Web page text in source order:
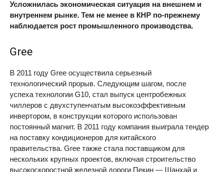
Усложнилась экономическая ситуация на внешнем и
внутреннем рынке. Тем не менее в КНР по-прежнему
наблюдается рост промышленного производства.
Gree
В 2011 году Gree осуществила серьезный
технологический прорыв. Следующим шагом, после
успеха технологии G10, стал выпуск центробежных
чиллеров с двухступенчатым высокоэффективным
инвертором, в конструкции которого использован
постоянный магнит. В 2011 году компания выиграла тендер
на поставку кондиционеров для китайского
правительства. Gree также стала поставщиком для
нескольких крупных проектов, включая строительство
высокоскоростной железной дороги Пекин — Шанхай и